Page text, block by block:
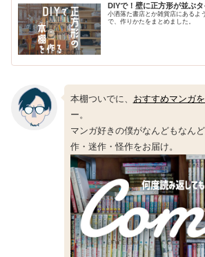
DIYで！壁に正方形が並ぶ
小洒落た書店とか雑貨店にあるよ
で、作りかたをまとめました。
mnrworks.com
本棚ついでに、 おすすめマンガ
ー。
マンガ好きの僕がなんどもなん
作・迷作・怪作をお届け。